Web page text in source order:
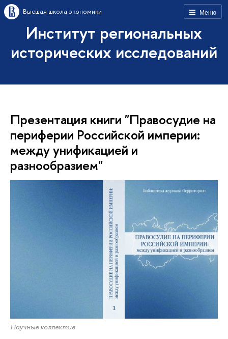
Меню
Высшая школа экономики
Институт региональных
исторических исследований
Презентация книги "Правосудие на
периферии Российской империи:
между унификацией и
разнообразием"
Научные коллектив